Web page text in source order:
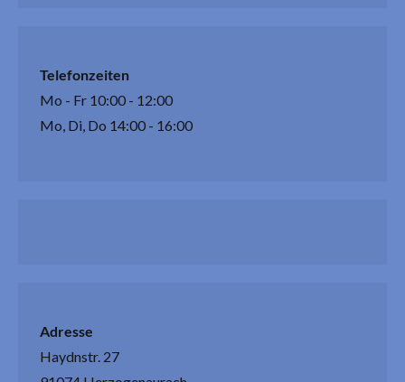
Telefonzeiten
Mo - Fr 10:00 - 12:00
Mo, Di, Do 14:00 - 16:00
Adresse
Haydnstr. 27